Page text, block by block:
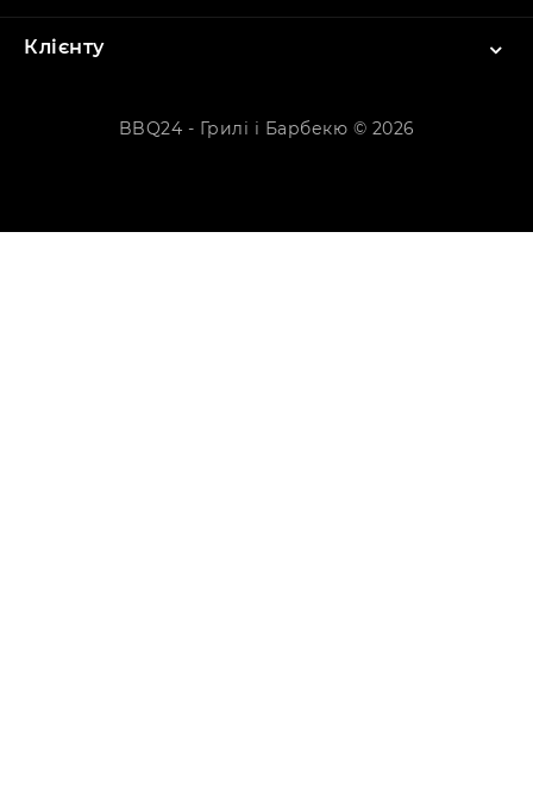
Клієнту
BBQ24 - Грилі і Барбекю © 2026